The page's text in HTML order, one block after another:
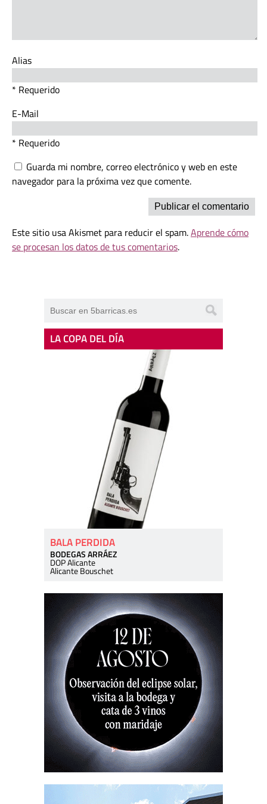
Alias
* Requerido
E-Mail
* Requerido
Guarda mi nombre, correo electrónico y web en este
navegador para la próxima vez que comente.
Este sitio usa Akismet para reducir el spam.Aprende cómo
se procesan los datos de tus comentarios.
LA COPA DEL DÍA
BALA PERDIDA
BODEGAS ARRÁEZ
DOP Alicante
Alicante Bouschet